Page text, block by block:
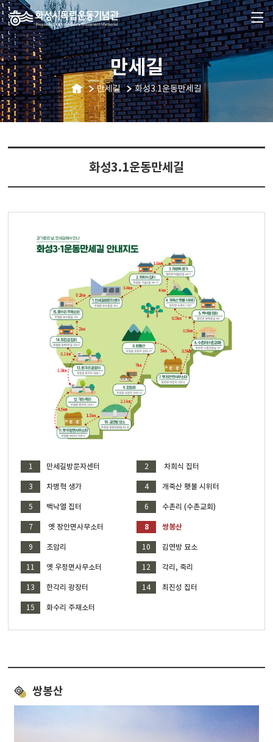
만세길
만세길 화성3.1운동만세길
화성3.1운동만세길
1 만세길방문자센터 2 차희식 집터
3 차병혁 생가 4 개죽산 횃불 시위터
5 백낙열 집터 6 수촌리 (수촌교회)
7 옛 장안면사무소터 8 쌍봉산
9 조암리 10 김연방 묘소
11 옛 우정면사무소터 12 각리, 죽리
13 한각리 광장터 14 최진성 집터
15 화수리 주재소터
쌍봉산